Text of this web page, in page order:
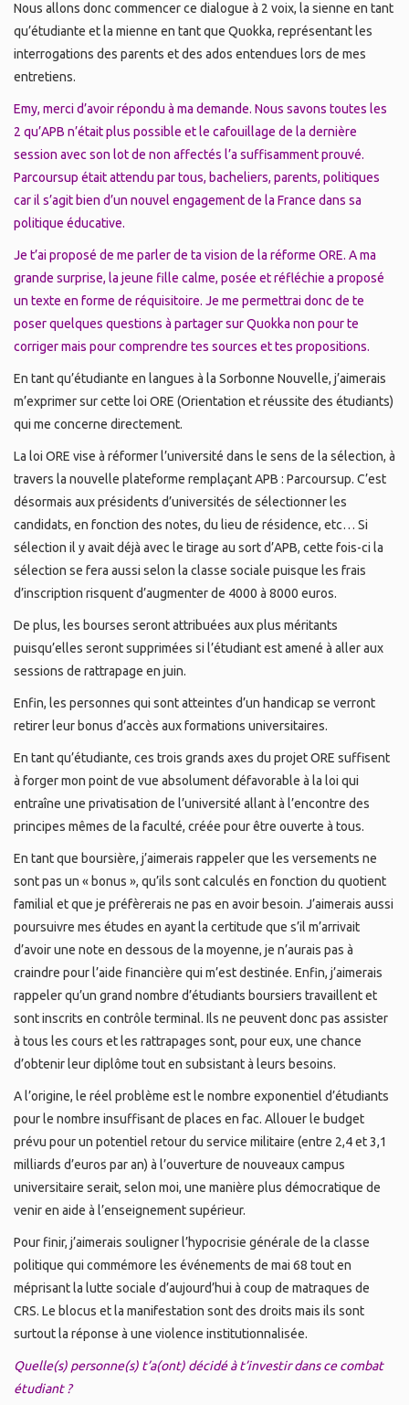
Nous allons donc commencer ce dialogue à 2 voix, la sienne en tant
qu’étudiante et la mienne en tant que Quokka, représentant les
interrogations des parents et des ados entendues lors de mes
entretiens.
Emy, merci d’avoir répondu à ma demande. Nous savons toutes les
2 qu’APB n’était plus possible et le cafouillage de la dernière
session avec son lot de non affectés l’a suffisamment prouvé.
Parcoursup était attendu par tous, bacheliers, parents, politiques
car il s’agit bien d’un nouvel engagement de la France dans sa
politique éducative.
Je t’ai proposé de me parler de ta vision de la réforme ORE. A ma
grande surprise, la jeune fille calme, posée et réfléchie a proposé
un texte en forme de réquisitoire. Je me permettrai donc de te
poser quelques questions à partager sur Quokka non pour te
corriger mais pour comprendre tes sources et tes propositions.
En tant qu’étudiante en langues à la Sorbonne Nouvelle, j’aimerais
m’exprimer sur cette loi ORE (Orientation et réussite des étudiants)
qui me concerne directement.
La loi ORE vise à réformer l’université dans le sens de la sélection, à
travers la nouvelle plateforme remplaçant APB : Parcoursup. C’est
désormais aux présidents d’universités de sélectionner les
candidats, en fonction des notes, du lieu de résidence, etc… Si
sélection il y avait déjà avec le tirage au sort d’APB, cette fois-ci la
sélection se fera aussi selon la classe sociale puisque les frais
d’inscription risquent d’augmenter de 4000 à 8000 euros.
De plus, les bourses seront attribuées aux plus méritants
puisqu’elles seront supprimées si l’étudiant est amené à aller aux
sessions de rattrapage en juin.
Enfin, les personnes qui sont atteintes d’un handicap se verront
retirer leur bonus d’accès aux formations universitaires.
En tant qu’étudiante, ces trois grands axes du projet ORE suffisent
à forger mon point de vue absolument défavorable à la loi qui
entraîne une privatisation de l’université allant à l’encontre des
principes mêmes de la faculté, créée pour être ouverte à tous.
En tant que boursière, j’aimerais rappeler que les versements ne
sont pas un « bonus », qu’ils sont calculés en fonction du quotient
familial et que je préfèrerais ne pas en avoir besoin. J’aimerais aussi
poursuivre mes études en ayant la certitude que s’il m’arrivait
d’avoir une note en dessous de la moyenne, je n’aurais pas à
craindre pour l’aide financière qui m’est destinée. Enfin, j’aimerais
rappeler qu’un grand nombre d’étudiants boursiers travaillent et
sont inscrits en contrôle terminal. Ils ne peuvent donc pas assister
à tous les cours et les rattrapages sont, pour eux, une chance
d’obtenir leur diplôme tout en subsistant à leurs besoins.
A l’origine, le réel problème est le nombre exponentiel d’étudiants
pour le nombre insuffisant de places en fac. Allouer le budget
prévu pour un potentiel retour du service militaire (entre 2,4 et 3,1
milliards d’euros par an) à l’ouverture de nouveaux campus
universitaire serait, selon moi, une manière plus démocratique de
venir en aide à l’enseignement supérieur.
Pour finir, j’aimerais souligner l’hypocrisie générale de la classe
politique qui commémore les événements de mai 68 tout en
méprisant la lutte sociale d’aujourd’hui à coup de matraques de
CRS. Le blocus et la manifestation sont des droits mais ils sont
surtout la réponse à une violence institutionnalisée.
Quelle(s) personne(s) t’a(ont) décidé à t’investir dans ce combat
étudiant ?